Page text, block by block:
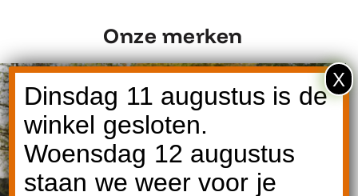
Onze merken
Dinsdag 11 augustus is de
winkel gesloten.
Woensdag 12 augustus
staan we weer voor je
X